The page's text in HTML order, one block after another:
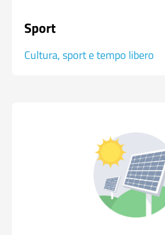
Sport
Cultura, sport e tempo libero